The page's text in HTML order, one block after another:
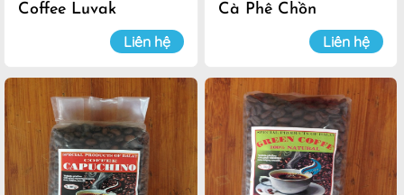
Coffee Luvak
Liên hệ
Cà Phê Chồn
Liên hệ